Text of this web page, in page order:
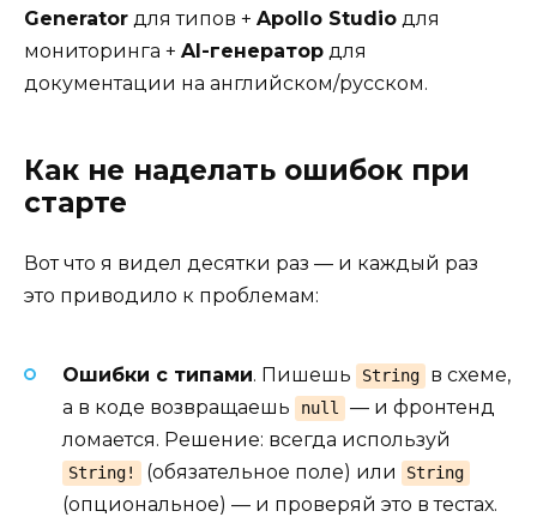
Generator для типов + Apollo Studio для
мониторинга + AI-генератор для
документации на английском/русском.
Как не наделать ошибок при
старте
Вот что я видел десятки раз — и каждый раз
это приводило к проблемам:
Ошибки с типами. Пишешь String
в схеме,
а в коде возвращаешь
null
— и фронтенд
ломается. Решение: всегда используй
String! (обязательное поле) или String
(опциональное) — и проверяй это в тестах.